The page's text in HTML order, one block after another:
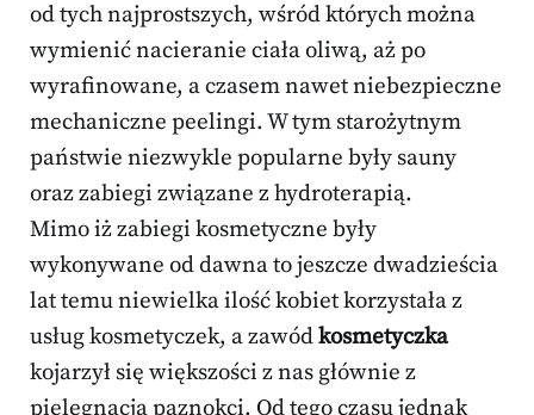
od tych najprostszych, wśród których można
wymienić nacieranie ciała oliwą, aż po
wyrafinowane, a czasem nawet niebezpieczne
mechaniczne peelingi. W tym starożytnym
państwie niezwykle popularne były sauny
oraz zabiegi związane z hydroterapią.
Mimo iż zabiegi kosmetyczne były
wykonywane od dawna to jeszcze dwadzieścia
lat temu niewielka ilość kobiet korzystała z
usług kosmetyczek, a zawódkosmetyczka
kojarzył się większości z nas głównie z
pielęgnacją paznokci. Od tego czasu jednak